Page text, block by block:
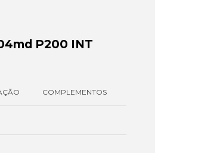
P200 INT
COMPLEMENTOS